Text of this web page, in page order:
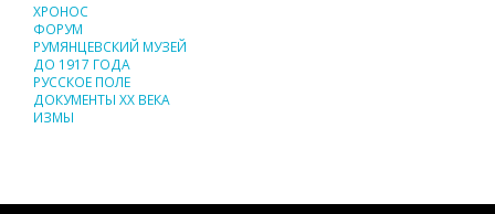
ХРОНОС
ФОРУМ
РУМЯНЦЕВСКИЙ МУЗЕЙ
ДО 1917 ГОДА
РУССКОЕ ПОЛЕ
ДОКУМЕНТЫ XX ВЕКА
ИЗМЫ